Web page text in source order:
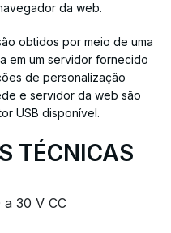
da web.
obtidos por meio de uma
em um servidor fornecido
de personalização
e servidor da web são
USB disponível.
TÉCNICAS
a 30 V CC